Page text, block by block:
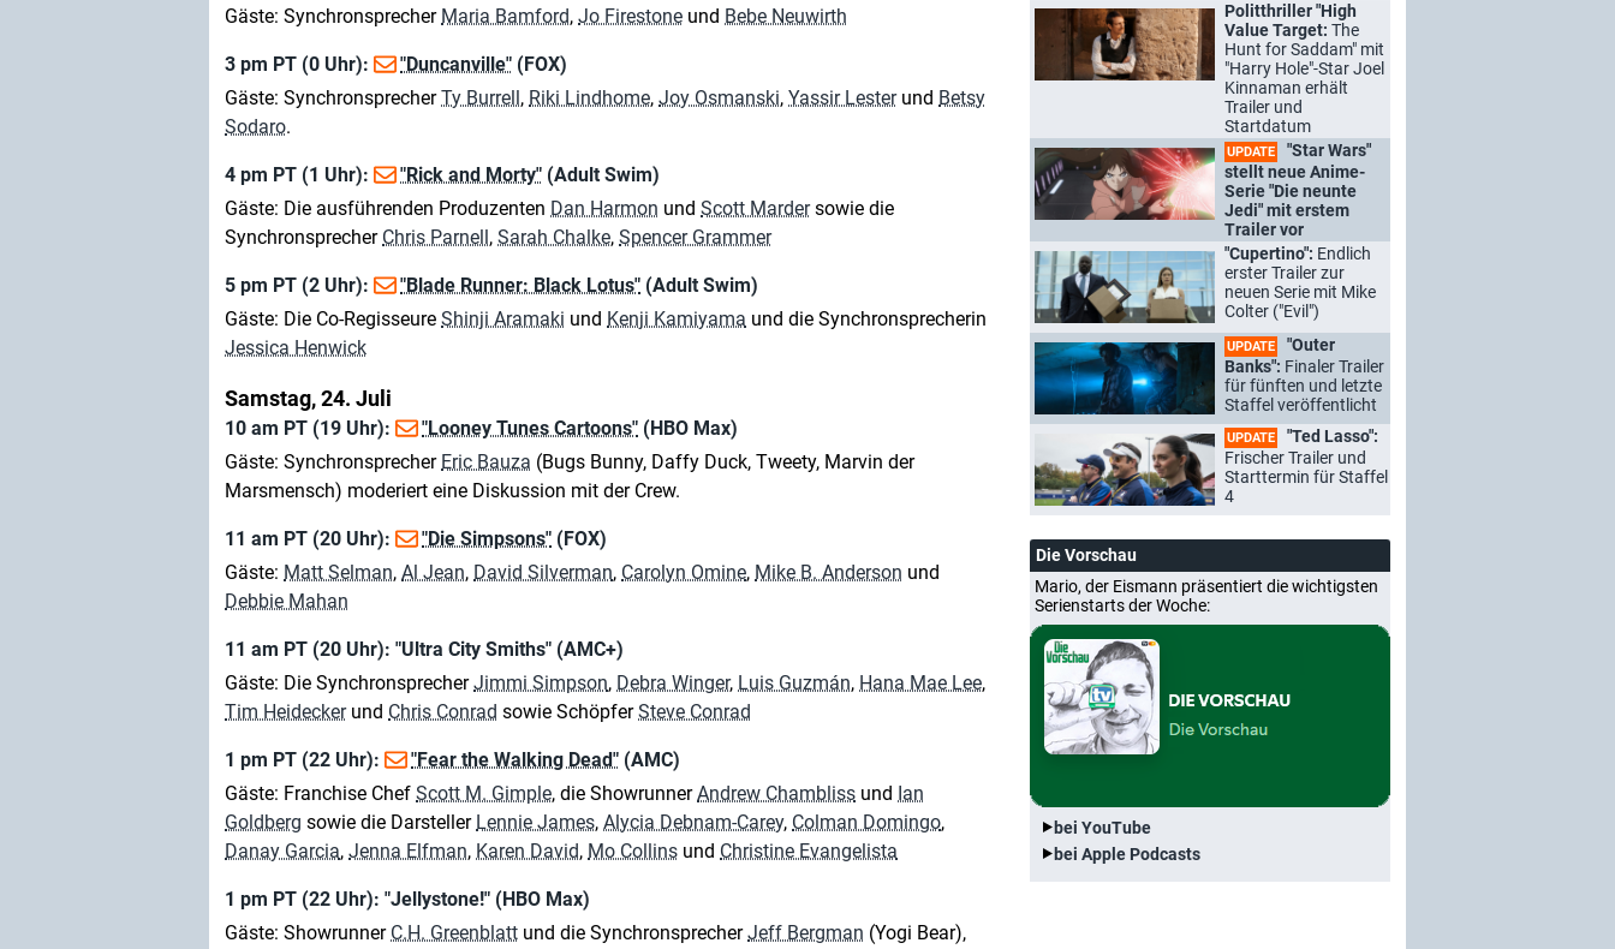
Gäste: Synchronsprecher Maria Bamford, Jo Firestone und Bebe Neuwirth
3 pm PT (0 Uhr): "Duncanville" (FOX)
Gäste: SynchronsprecherTy Burrell, Riki Lindhome, Joy Osmanski, Yassir Lesterund Betsy
Sodaro.
4 pm PT (1 Uhr): "Rick and Morty" (Adult Swim)
Gäste: Die ausführenden Produzenten Dan Harmon und Scott Mardersowie die
Synchronsprecher Chris Parnell, Sarah Chalke, Spencer Grammer
5 pm PT (2 Uhr): "Blade Runner: Black Lotus" (Adult Swim)
Gäste: Die Co-Regisseure Shinji Aramaki und Kenji Kamiyama und die Synchronsprecherin
Jessica Henwick
Samstag, 24. Juli
10 am PT (19 Uhr): "Looney Tunes Cartoons" (HBO Max)
Gäste: Synchronsprecher Eric Bauza (Bugs Bunny, Daffy Duck, Tweety, Marvin der
Marsmensch) moderiert eine Diskussion mit der Crew.
11 am PT (20 Uhr): "Die Simpsons" (FOX)
Gäste: Matt Selman, Al Jean, David Silverman, Carolyn Omine, Mike B. Anderson und
Debbie Mahan
11 am PT (20 Uhr): "Ultra City Smiths" (AMC+)
Gäste: Die SynchronsprecherJimmi Simpson, Debra Winger, Luis Guzmán, Hana Mae Lee,
Tim Heideckerund Chris Conrad sowie SchöpferSteve Conrad
1 pm PT (22 Uhr): "Fear the Walking Dead" (AMC)
Gäste: Franchise Chef Scott M. Gimple, die ShowrunnerAndrew Chambliss und Ian
Goldberg sowie die Darsteller Lennie James, Alycia Debnam-Carey, Colman Domingo,
Danay Garcia, Jenna Elfman, Karen David, Mo Collins und Christine Evangelista
1 pm PT (22 Uhr): "Jellystone!" (HBO Max)
Gäste: Showrunner C.H. Greenblatt und die SynchronsprecherJeff Bergman (Yogi Bear),
Politthriller "High
Value Target: The
Hunt for Saddam" mit
"Harry Hole"-Star Joel
Kinnaman erhält
Trailer und
Startdatum
UPDATE
"Star Wars"
stellt neue Anime-
Serie "Die neunte
Jedi" mit erstem
Trailer vor
"Cupertino": Endlich
erster Trailer zur
neuen Serie mit Mike
Colter ("Evil")
UPDATE
"Outer
Banks": Finaler Trailer
für fünften und letzte
Staffel veröffentlicht
UPDATE
"Ted Lasso":
Frischer Trailer und
Starttermin für Staffel
4
Die Vorschau
Mario, der Eismann präsentiert die wichtigsten
Serienstarts der Woche:
bei YouTube
bei Apple Podcasts